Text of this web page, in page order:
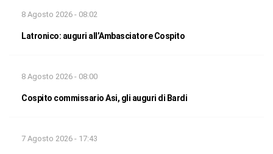
8 Agosto 2026 - 08:02
Latronico: auguri all’Ambasciatore Cospito
8 Agosto 2026 - 08:00
Cospito commissario Asi, gli auguri di Bardi
7 Agosto 2026 - 17:43